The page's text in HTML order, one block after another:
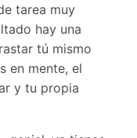
tarea muy
hay una
tú mismo
en mente, el
y tu propia